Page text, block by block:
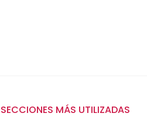
SECCIONES MÁS UTILIZADAS